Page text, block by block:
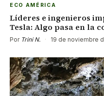
ECO AMÉRICA
Líderes e ingenieros
Tesla: Algo pasa en la
Por Trini N. · 19 de noviembre